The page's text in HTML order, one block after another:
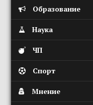
Образование
Наука
ЧП
Спорт
Мнение